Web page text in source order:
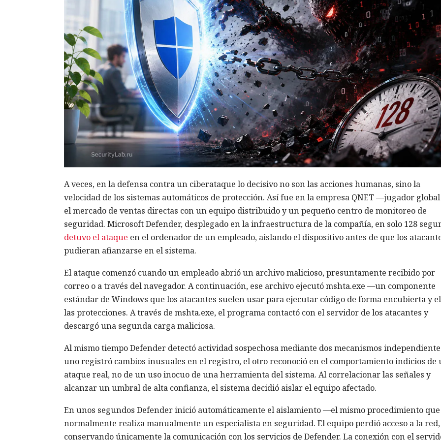
A veces, en la defensa contra un ciberataque lo decisivo no son las acciones humanas, sino la
velocidad de los sistemas automáticos de protección. Así fue en la empresa QNET —jugador
el mercado de ventas directas con un equipo distribuido y un pequeño centro de monitoreo de
seguridad. Microsoft Defender, desplegado en la infraestructura de la compañía, en solo 128
detuvo el ataque en el ordenador de un empleado, aislando el dispositivo antes de que los
pudieran afianzarse en el sistema.
El ataque comenzó cuando un empleado abrió un archivo malicioso, presuntamente recibido por
correo o a través del navegador. A continuación, ese archivo ejecutó mshta.exe —un componente
estándar de Windows que los atacantes suelen usar para ejecutar código de forma encubierta y
las protecciones. A través de mshta.exe, el programa contactó con el servidor de los atacantes y
descargó una segunda carga maliciosa.
Al mismo tiempo Defender detectó actividad sospechosa mediante dos mecanismos
uno registró cambios inusuales en el registro, el otro reconoció en el comportamiento indicios de
ataque real, no de un uso inocuo de una herramienta del sistema. Al correlacionar las señales y
alcanzar un umbral de alta confianza, el sistema decidió aislar el equipo afectado.
En unos segundos Defender inició automáticamente el aislamiento —el mismo procedimiento que
normalmente realiza manualmente un especialista en seguridad. El equipo perdió acceso a la red,
conservando únicamente la comunicación con los servicios de Defender. La conexión con el